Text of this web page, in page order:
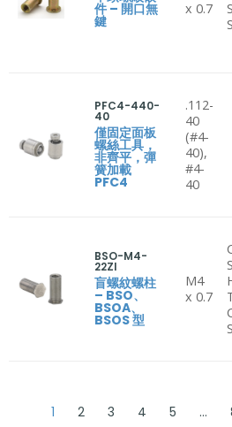
件 – 開口無
鍵
x 0.7
PFC4-440-
40
僅固定面板
螺絲工具，
非齊平，彈
簧加載
PFC4
.112-
40
(#4-
40),
#4-
40
BSO-M4-
22ZI
盲螺紋螺柱
– BSO、
BSOA、
BSOS 型
M4
x 0.7
1 2 3 4 5 …